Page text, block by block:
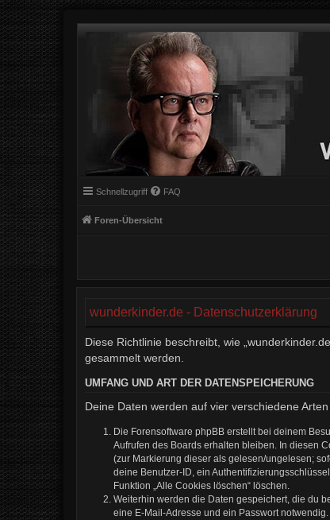
Schnellzugriff FAQ
Foren-Übersicht
wunderkinder.de - Datenschutzerklärung
Diese Richtlinie beschreibt, wie
gesammelt werden.
UMFANG UND ART DER DATENSPEICHERUNG
Deine Daten werden auf vier verschiedene
Die Forensoftware phpBB erstellt bei deinem
Aufrufen des Boards erhalten bleiben. In diesen
(zur Markierung dieser als gelesen/ungelesen;
deine Benutzer-ID, ein
Funktion „Alle Cookies löschen“ löschen.
Weiterhin werden die Daten gespeichert, die du
eine E-Mail-Adresse und ein Passwort